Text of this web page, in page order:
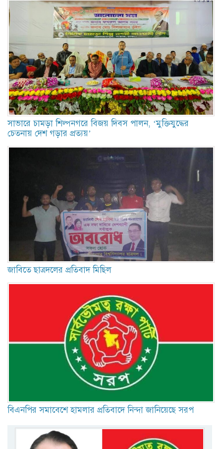
সাভারে চামড়া শিল্পনগরে বিজয় দিবস পালন, ‘মুক্তিযুদ্ধের
চেতনায় দেশ গড়ার প্রত্যয়’
জাবিতে ছাত্রদলের প্রতিবাদ মিছিল
বিএনপির সমাবেশে হামলার প্রতিবাদে নিন্দা জানিয়েছে সরপ